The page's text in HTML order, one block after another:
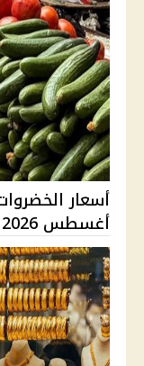
أغسطس 2026 في سوق العبور.. ال...